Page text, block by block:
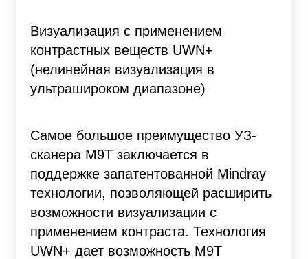
Визуализация с применением
контрастных веществ UWN+
(нелинейная визуализация в
ультрашироком диапазоне)
Самое большое преимущество УЗ-
сканера M9T заключается в
поддержке запатентованной Mindray
технологии, позволяющей расширить
возможности визуализации с
применением контраста. Технология
UWN+ дает возможность M9T